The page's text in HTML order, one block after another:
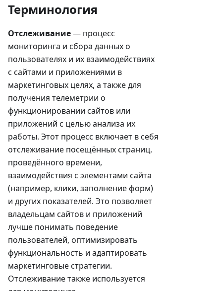
Терминология
Отслеживание— процесс
мониторинга и сбора данных о
пользователях и их взаимодействиях
с сайтами и приложениями в
маркетинговых целях, а также для
получения телеметрии о
функционировании сайтов или
приложений с целью анализа их
работы. Этот процесс включает в себя
отслеживание посещённых страниц,
проведённого времени,
взаимодействия с элементами сайта
(например, клики, заполнение форм)
и других показателей. Это позволяет
владельцам сайтов и приложений
лучше понимать поведение
пользователей, оптимизировать
функциональность и адаптировать
маркетинговые стратегии.
Отслеживание также используется